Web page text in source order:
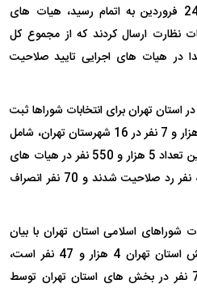
شوراها در هیات‌های اجرایی در 24 فروردین به اتمام رسید، هیات های
نظارت ارسال کردند که از مجموع کل
ثبت نامی، 9288 کاندیدا در هیات های اجرایی تایید صلاحیت
اینکه 10 هزار و 54 نفر در استان تهران برای انتخابات شوراها ثبت
نام کرده اند، گفت: از این میزان 6 هزار و 7 نفر در 16 شهرستان تهران،‌ شامل
شهر تهران ثبت نام کرده اند که از این تعداد 5 هزار و 550 نفر در هیات های
اجرایی تایید صلاحیت شدند، 460 نفر رد صلاحیت شدند و 70 نفر انصراف
شوراهای اسلامی استان تهران با بیان
اینکه تعداد ثبت نامی در 32 بخش استان تهران 4 هزار و 47 نفر است،
گفت: از این تعداد 3 هزار و 738 نفر در بخش های استان تهران توسط